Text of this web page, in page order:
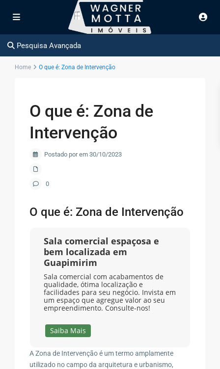
Pesquisa Avançada
Home O que é: Zona de Intervenção
O que é: Zona de
Intervenção
Postado por em 30/10/2023
0
O que é: Zona de Intervenção
Sala comercial espaçosa e
bem localizada em
Guapimirim
Sala comercial com acabamentos de
qualidade, ótima localização e
facilidades para seu negócio. Invista em
um espaço que agregue valor ao seu
empreendimento. Consulte-nos!
Saiba Mais
A Zona de Intervenção é um termo amplamente
utilizado no campo da arquitetura e urbanismo,